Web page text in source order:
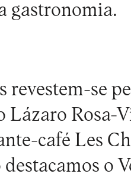
gastronomia.
revestem-se
Lázaro Rosa-
café Les
o